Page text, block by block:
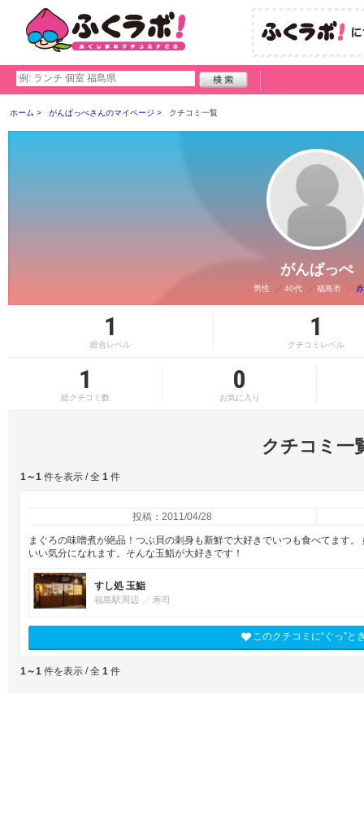
ホーム がんぱっぺさんのマイページ クチコミ一覧
がんぱっぺ
男性 40代 福島市
1
総合レベル
1
クチコミレベル
1
総クチコミ数
0
お気に入り
クチコミ一
1～1 件を表示 / 全 1 件
投稿：2011/04/28
まぐろの味噌煮が絶品！つぶ貝の刺身も新鮮で大好きでいつも食べてます
いい気分になれます。そんな玉鮨が大好きです！
すし処 玉鮨
福島駅周辺 寿司
このクチコミに“ぐっ”と
1～1 件を表示 / 全 1 件